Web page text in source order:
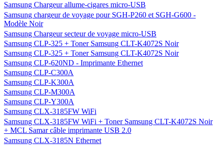
Samsung Chargeur allume-cigares micro-USB
Samsung chargeur de voyage pour SGH-P260 et SGH-G600 -
Modèle Noir
Samsung Chargeur secteur de voyage micro-USB
Samsung CLP-325 + Toner Samsung CLT-K4072S Noir
Samsung CLP-325 + Toner Samsung CLT-K4072S Noir
Samsung CLP-620ND - Imprimante Ethernet
Samsung CLP-C300A
Samsung CLP-K300A
Samsung CLP-M300A
Samsung CLP-Y300A
Samsung CLX-3185FW WiFi
Samsung CLX-3185FW WiFi + Toner Samsung CLT-K4072S Noir
+ MCL Samar câble imprimante USB 2.0
Samsung CLX-3185N Ethernet